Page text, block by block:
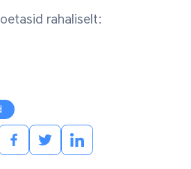
rahaliselt: